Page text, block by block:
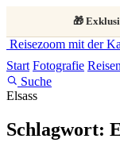
🎁
Reisezoom mit der
Start Fotografie Reisen
Suche
Elsass
Schlagwort: